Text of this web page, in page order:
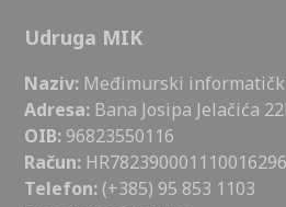
Udruga MIK
Naziv: Međimurski
Adresa: Bana Josipa Jelačića
OIB: 96823550116
Račun:
Telefon: (+385) 95 853 1103